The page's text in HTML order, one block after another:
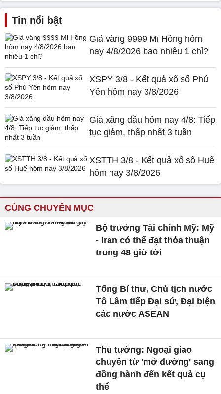
Tin nổi bật
Giá vàng 9999 Mi Hồng hôm
nay 4/8/2026 bao nhiêu 1 chỉ?
XSPY 3/8 - Kết quả xổ số Phú
Yên hôm nay 3/8/2026
Giá xăng dầu hôm nay 4/8: Tiếp
tục giảm, thấp nhất 3 tuần
XSTTH 3/8 - Kết quả xổ số Huế
hôm nay 3/8/2026
CÙNG CHUYÊN MỤC
Bộ trưởng Tài chính Mỹ: Mỹ
- Iran có thể đạt thỏa thuận
trong 48 giờ tới
Tổng Bí thư, Chủ tịch nước
Tô Lâm tiếp Đại sứ, Đại biện
các nước ASEAN
Thủ tướng: Ngoại giao
chuyển từ 'mở đường' sang
đồng hành đến kết quả cụ
thể